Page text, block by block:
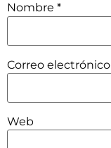
Nombre *
Correo electrónico
Web